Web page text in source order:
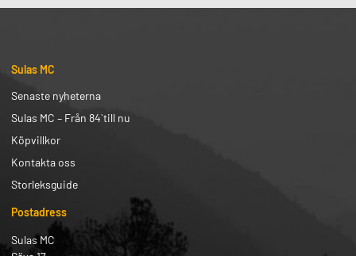
Sulas MC
Senaste nyheterna
Sulas MC – Från 84` till nu
Köpvillkor
Kontakta oss
Storleksguide
Postadress
Sulas MC